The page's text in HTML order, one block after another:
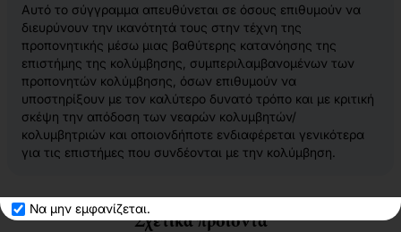
Να μην εμφανίζεται.
Αυτό το σύγγραμμα απευθύνεται σε όσους επιθυμούν να
διευρύνουν την ικανότητά τους στην τέχνη της
προπονητικής μέσω μιας βαθύτερης κατανόησης της
επιστήμης της κολύμβησης, συμπεριλαμβανομένων των
προπονητών κολύμβησης, όσων επιθυμούν να
υποστηρίξουν με τον καλύτερο δυνατό τρόπο και με κριτική
σκέψη την απόδοση των νεαρών κολυμβητών/
κολυμβητριών και οποιονδήποτε ενδιαφέρεται γενικότερα
για τις επιστήμες που συνδέονται με την κολύμβηση.
Σχετικά προϊόντα